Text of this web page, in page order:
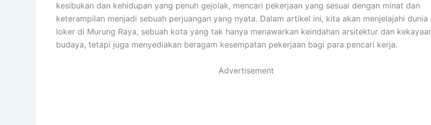
kesibukan dan kehidupan yang penuh gejolak, mencari pekerjaan yang sesuai dengan minat dan
keterampilan menjadi sebuah perjuangan yang nyata. Dalam artikel ini, kita akan menjelajahi dunia
loker di Murung Raya, sebuah kota yang tak hanya menawarkan keindahan arsitektur dan
budaya, tetapi juga menyediakan beragam kesempatan pekerjaan bagi para pencari kerja.
Advertisement